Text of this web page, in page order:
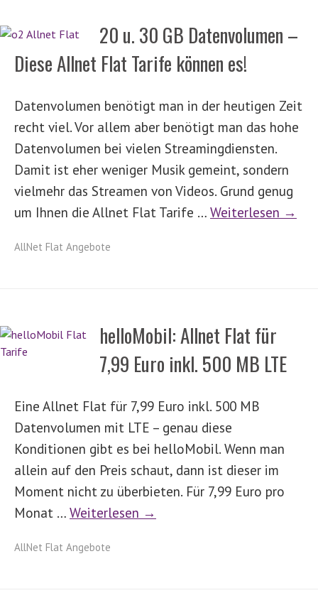
20 u. 30 GB Datenvolumen –
Diese Allnet Flat Tarife können es!
Datenvolumen benötigt man in der heutigen Zeit
recht viel. Vor allem aber benötigt man das hohe
Datenvolumen bei vielen Streamingdiensten.
Damit ist eher weniger Musik gemeint, sondern
vielmehr das Streamen von Videos. Grund genug
um Ihnen die Allnet Flat Tarife … Weiterlesen →
AllNet Flat Angebote
helloMobil: Allnet Flat für
7,99 Euro inkl. 500 MB LTE
Eine Allnet Flat für 7,99 Euro inkl. 500 MB
Datenvolumen mit LTE – genau diese
Konditionen gibt es bei helloMobil. Wenn man
allein auf den Preis schaut, dann ist dieser im
Moment nicht zu überbieten. Für 7,99 Euro pro
Monat … Weiterlesen →
AllNet Flat Angebote